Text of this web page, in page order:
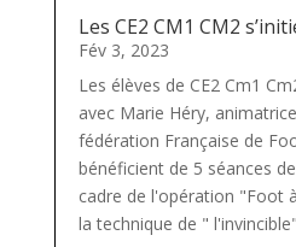
Les CE2 CM1 CM2
Fév 3, 2023
Les élèves de CE2 Cm1
avec Marie Héry,
fédération Française de
bénéficient de 5 séances
cadre de l'opération "Foot
la technique de "